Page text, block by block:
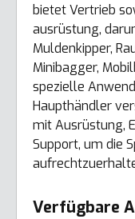
bietet Vertrieb
ausrüstung,
Muldenkipper,
Minibagger,
spezielle
Haupthändler
mit Ausrüstung,
Support, um die
Verfügbare